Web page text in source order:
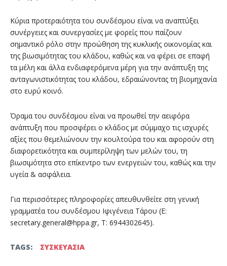
Κύρια προτεραιότητα του συνδέσμου είναι να αναπτύξει
συνέργειες και συνεργασίες με φορείς που παίζουν
σημαντικό ρόλο στην προώθηση της κυκλικής οικονομίας και
της βιωσιμότητας του κλάδου, καθώς και να φέρει σε επαφή
τα μέλη και άλλα ενδιαφερόμενα μέρη για την ανάπτυξη της
ανταγωνιστικότητας του κλάδου, εδραιώνοντας τη βιομηχανία
στο ευρύ κοινό.
Όραμα του συνδέσμου είναι να προωθεί την αειφόρα
ανάπτυξη που προσφέρει ο κλάδος με σύμμαχο τις ισχυρές
αξίες που θεμελιώνουν την κουλτούρα του και αφορούν στη
διαφορετικότητα και συμπερίληψη των μελών του, τη
βιωσιμότητα στο επίκεντρο των ενεργειών του, καθώς και την
υγεία & ασφάλεια.
Για περισσότερες πληροφορίες απευθυνθείτε στη γενική
γραμματέα του συνδέσμου Ιφιγένεια Τάρου (E:
secretary.general@hppa.gr, T: 6944302645).
TAGS: ΣΥΣΚΕΥΑΣΙΑ